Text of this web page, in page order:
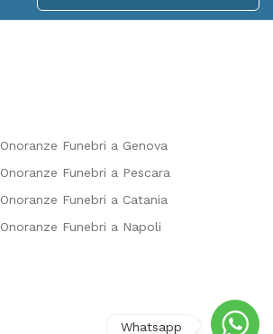
Onoranze Funebri a Genova
Onoranze Funebri a Pescara
Onoranze Funebri a Catania
Onoranze Funebri a Napoli